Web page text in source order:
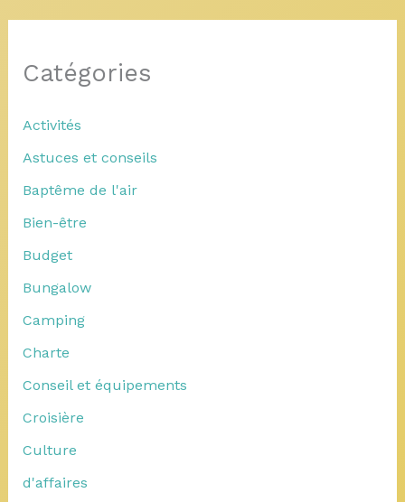
Catégories
Activités
Astuces et conseils
Baptême de l'air
Bien-être
Budget
Bungalow
Camping
Charte
Conseil et équipements
Croisière
Culture
d'affaires